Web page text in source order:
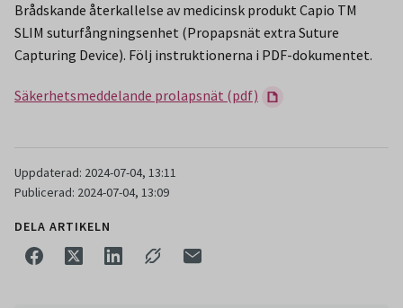
Brådskande återkallelse av medicinsk produkt Capio TM
SLIM suturfångningsenhet (Propapsnät extra Suture
Capturing Device). Följ instruktionerna i PDF-dokumentet.
Säkerhetsmeddelande prolapsnät (pdf)
Uppdaterad: 2024-07-04, 13:11
Publicerad: 2024-07-04, 13:09
DELA ARTIKELN